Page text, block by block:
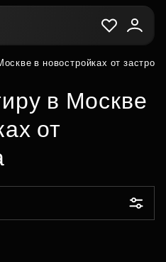
в новостройках от
в Москве
от